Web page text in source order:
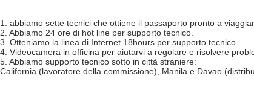
1. abbiamo sette tecnici che ottiene il passaporto pronto a
2. Abbiamo 24 ore di hot line per supporto tecnico.
3. Otteniamo la linea di Internet 18hours per supporto tecnico.
4. Videocamera in officina per aiutarvi a regolare e risolvere
5. Abbiamo supporto tecnico sotto in città straniere:
California (lavoratore della commissione), Manila e Davao